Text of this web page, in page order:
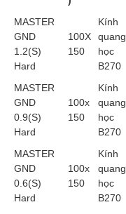
MASTER
GND
1.2(S)
Hard
100X
150
Kính
quang
học
B270
MASTER
GND
0.9(S)
Hard
100x
150
Kính
quang
học
B270
MASTER
GND
0.6(S)
Hard
100x
150
Kính
quang
học
B270